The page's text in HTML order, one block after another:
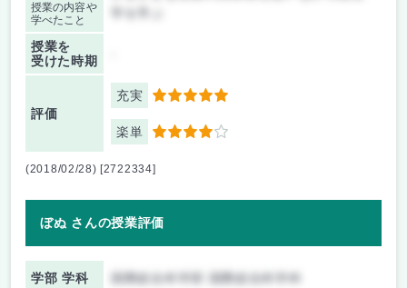
授業の内容や
学べたこと
授業を
受けた時期
評価
充実 5
楽単 4
(2018/02/28) [2722334]
ぼぬ さんの授業評価
学部 学科 国際総合科学部 国際総合科学科